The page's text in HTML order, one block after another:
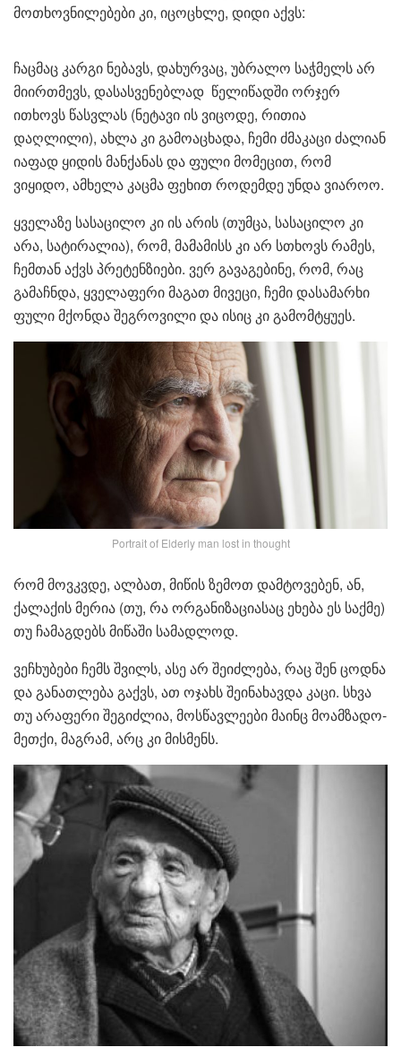
მოთხოვნილებები კი, იცოცხლე, დიდი აქვს:
ჩაცმაც კარგი ნებავს, დახურვაც, უბრალო საჭმელს არ
მიირთმევს, დასასვენებლად წელიწადში ორჯერ
ითხოვს წასვლას (ნეტავი ის ვიცოდე, რითია
დაღლილი), ახლა კი გამოაცხადა, ჩემი ძმაკაცი ძალიან
იაფად ყიდის მანქანას და ფული მომეცით, რომ
ვიყიდო, ამხელა კაცმა ფეხით როდემდე უნდა ვიაროო.
ყველაზე სასაცილო კი ის არის (თუმცა, სასაცილო კი
არა, სატირალია), რომ, მამამისს კი არ სთხოვს რამეს,
ჩემთან აქვს პრეტენზიები. ვერ გავაგებინე, რომ, რაც
გამაჩნდა, ყველაფერი მაგათ მივეცი, ჩემი დასამარხი
ფული მქონდა შეგროვილი და ისიც კი გამომტყუეს.
Portrait of Elderly man lost in thought
რომ მოვკვდე, ალბათ, მიწის ზემოთ დამტოვებენ, ან,
ქალაქის მერია (თუ, რა ორგანიზაციასაც ეხება ეს საქმე)
თუ ჩამაგდებს მიწაში სამადლოდ.
ვეჩხუბები ჩემს შვილს, ასე არ შეიძლება, რაც შენ ცოდნა
და განათლება გაქვს, ათ ოჯახს შეინახავდა კაცი. სხვა
თუ არაფერი შეგიძლია, მოსწავლეები მაინც მოამზადო-
მეთქი, მაგრამ, არც კი მისმენს.